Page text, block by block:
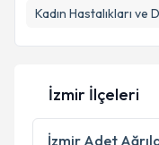
Kadın Hastalıkları ve
bilgilendireceğiz.
E-posta
Kişisel
İzmir İlçeleri
İzmir Adet